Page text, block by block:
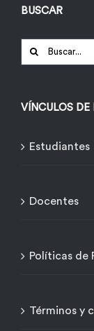
BUSCAR
Buscar:
VÍNCULOS DE
Estudiantes
Docentes
Políticas de
Términos y